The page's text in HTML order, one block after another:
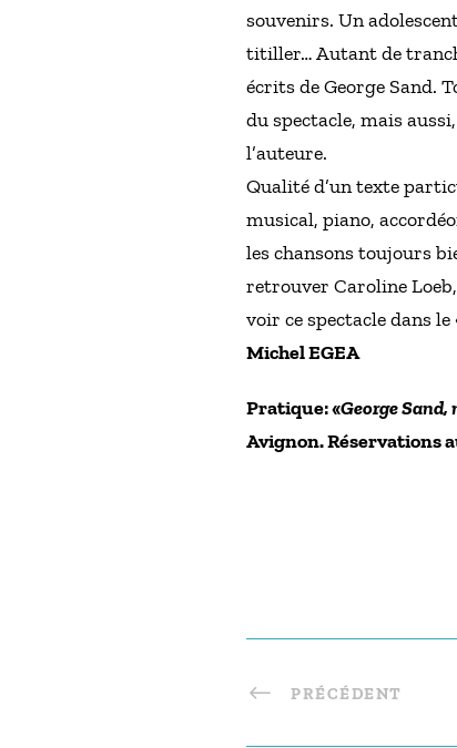
souvenirs. Un
titiller… Autant de
écrits de George Sand.
du spectacle, mais
l’auteure.
Qualité d’un texte
musical, piano,
les chansons toujours
retrouver Caroline
voir ce spectacle dans
Michel EGEA
Pratique: «George
Avignon. Réservations
PRÉCÉDENT